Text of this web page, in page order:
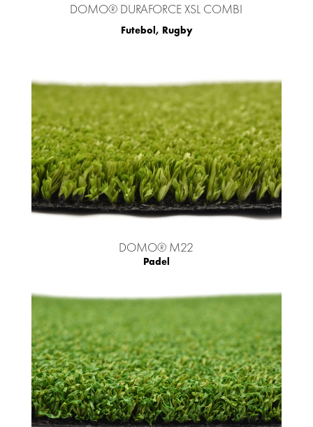
DOMO® DURAFORCE XSL COMBI
Futebol, Rugby
DOMO® M22
Padel